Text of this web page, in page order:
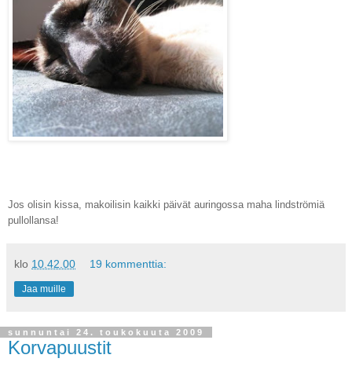
Jos olisin kissa, makoilisin kaikki päivät auringossa maha lindströmiä
pullollansa!
klo 10.42.00 19 kommenttia:
Jaa muille
sunnuntai 24. toukokuuta 2009
Korvapuustit